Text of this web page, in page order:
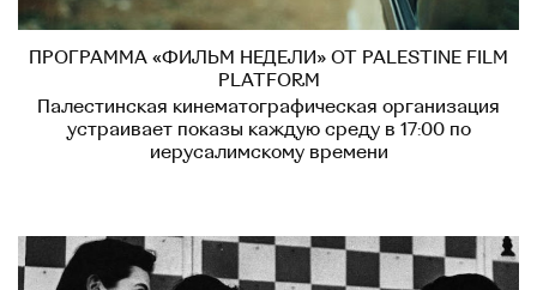
ПРОГРАММА «ФИЛЬМ НЕДЕЛИ» ОТ PALESTINE FILM
PLATFORM
Палестинская кинематографическая организация
устраивает показы каждую среду в 17:00 по
иерусалимскому времени